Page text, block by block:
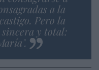
a la
Pero la
sincera y total: